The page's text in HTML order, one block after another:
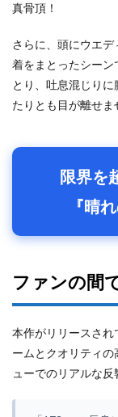
真骨頂！
さらに、頭にウエ
着をまとったシーン
とり、吐息混じり
たりとも目が離せま
限界を
『晴
ファンの間
本作がリリースされ
ームとクオリティ
ューでのリアルな反